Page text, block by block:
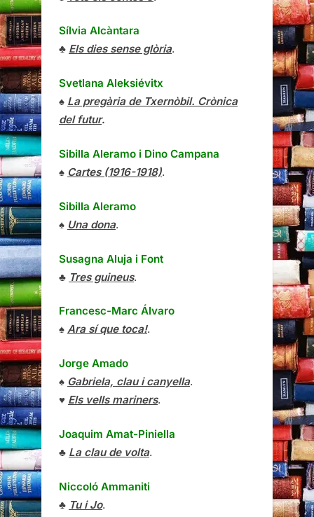
Sílvia Alcàntara
♣ Els dies sense glòria.
Svetlana Aleksiévitx
♠ La pregària de Txernòbil. Crònica
del futur.
Sibilla Aleramo i Dino Campana
♠ Cartes (1916-1918).
Sibilla Aleramo
♠ Una dona.
Susagna Aluja i Font
♣ Tres guineus.
Francesc-Marc Álvaro
♠ Ara sí que toca!.
Jorge Amado
♠ Gabriela, clau i canyella.
♥ Els vells mariners.
Joaquim Amat-Piniella
♣ La clau de volta.
Niccoló Ammaniti
♣ Tu i Jo.